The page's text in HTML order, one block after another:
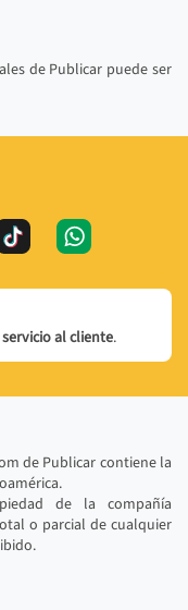
de Publicar puede ser
servicio al cliente.
de Publicar contiene la
de la compañía
o parcial de cualquier